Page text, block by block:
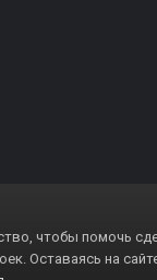
чтобы помочь
Оставаясь на